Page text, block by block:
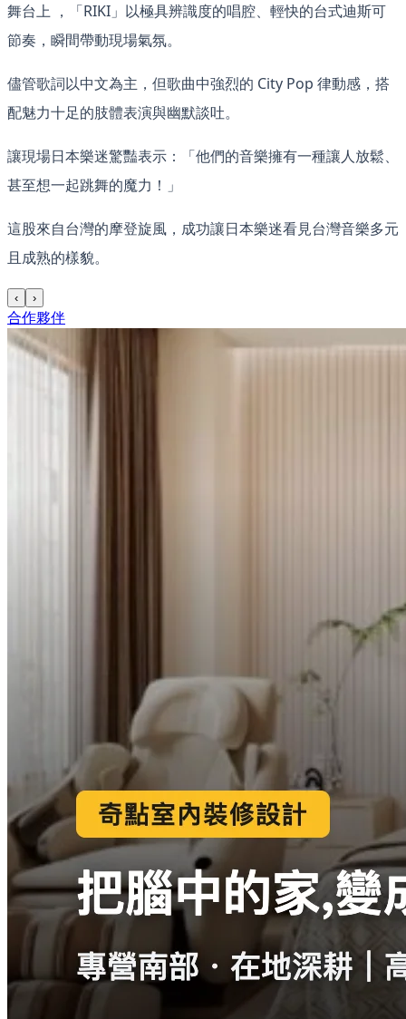
舞台上 ，「RIKI」以極具辨識度的唱腔、輕快的台式迪斯可
節奏，瞬間帶動現場氣氛。
儘管歌詞以中文為主，但歌曲中強烈的 City Pop 律動感，搭
配魅力十足的肢體表演與幽默談吐。
讓現場日本樂迷驚豔表示：「他們的音樂擁有一種讓人放鬆、
甚至想一起跳舞的魔力！」
這股來自台灣的摩登旋風，成功讓日本樂迷看見台灣音樂多元
且成熟的樣貌。
‹ ›
合作夥伴